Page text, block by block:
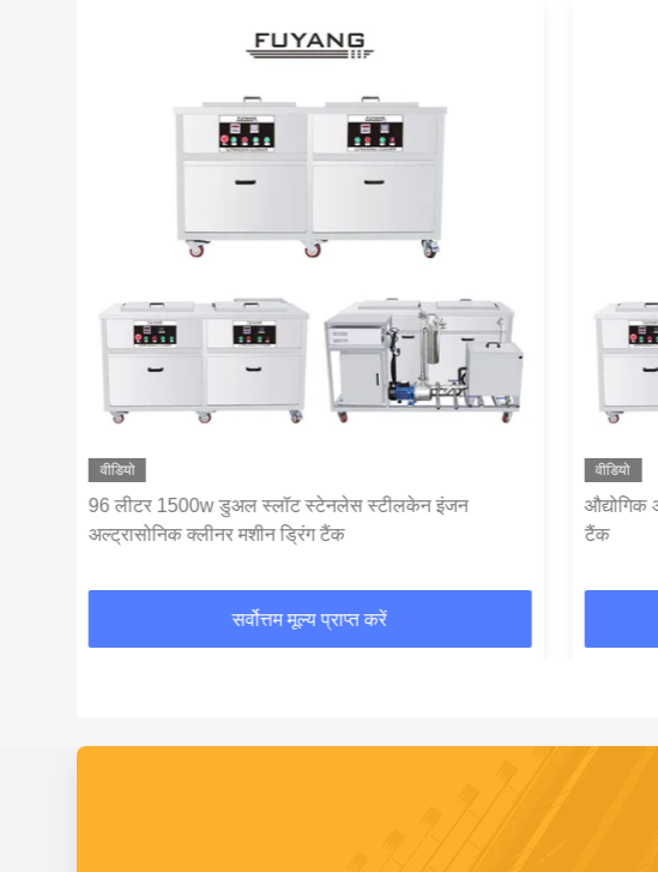
वीडियो
96 लीटर 1500w डुअल स्लॉट स्टेनलेस स्टीलकेन इंजन
अल्ट्रासोनिक क्लीनर मशीन ड्रिंग टैंक
सर्वोत्तम मूल्य प्राप्त करें
वीडियो
औद्योगिक
टैंक